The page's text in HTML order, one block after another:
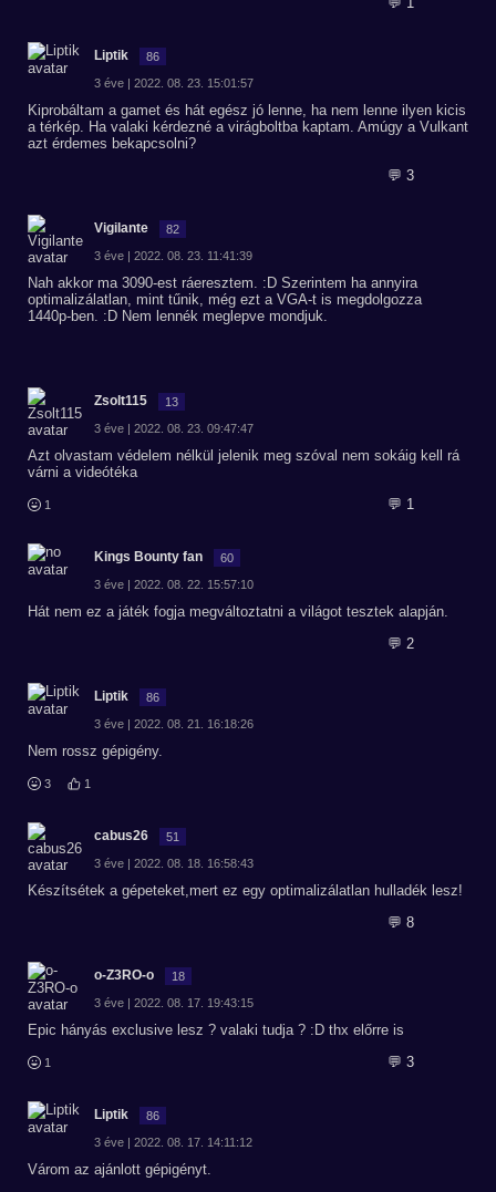
Liptik 86
3 éve | 2022. 08. 23. 15:01:57
Kiprobáltam a gamet és hát egész jó lenne, ha nem lenne ilyen kicis
a térkép. Ha valaki kérdezné a virágboltba kaptam. Amúgy a Vulkant
azt érdemes bekapcsolni?
💬 3
Vigilante 82
3 éve | 2022. 08. 23. 11:41:39
Nah akkor ma 3090-est ráeresztem. :D Szerintem ha annyira
optimalizálatlan, mint tűnik, még ezt a VGA-t is megdolgozza
1440p-ben. :D Nem lennék meglepve mondjuk.
Zsolt115 13
3 éve | 2022. 08. 23. 09:47:47
Azt olvastam védelem nélkül jelenik meg szóval nem sokáig kell rá
várni a videótéka
1 💬 1
Kings Bounty fan 60
3 éve | 2022. 08. 22. 15:57:10
Hát nem ez a játék fogja megváltoztatni a világot tesztek alapján.
💬 2
Liptik 86
3 éve | 2022. 08. 21. 16:18:26
Nem rossz gépigény.
1
3
cabus26 51
3 éve | 2022. 08. 18. 16:58:43
Készítsétek a gépeteket,mert ez egy optimalizálatlan hulladék lesz!
💬 8
o-Z3RO-o 18
3 éve | 2022. 08. 17. 19:43:15
Epic hányás exclusive lesz ? valaki tudja ? :D thx előrre is
1 💬 3
Liptik 86
3 éve | 2022. 08. 17. 14:11:12
Várom az ajánlott gépigényt.